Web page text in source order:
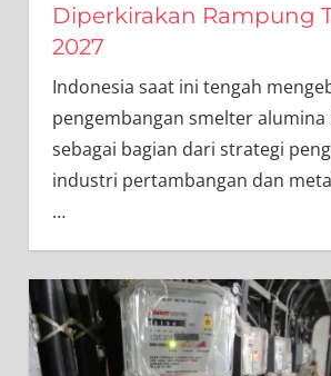
Diperkirakan Rampung
2027
Indonesia saat ini tengah
pengembangan smelter alumina
sebagai bagian dari strategi
industri pertambangan dan
…